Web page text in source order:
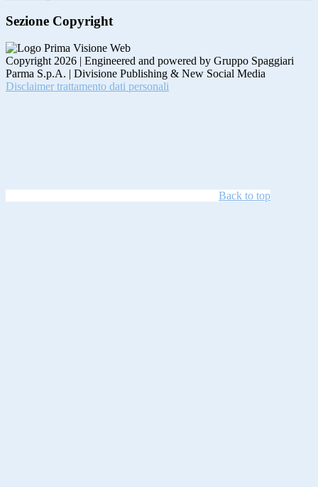
Sezione Copyright
Copyright 2026 | Engineered and powered by Gruppo Spaggiari
Parma S.p.A. | Divisione Publishing & New Social Media
Disclaimer trattamento dati personali
Back to top